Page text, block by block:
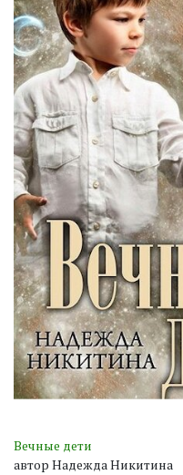
Вечные дети
автор Надежда Никитина